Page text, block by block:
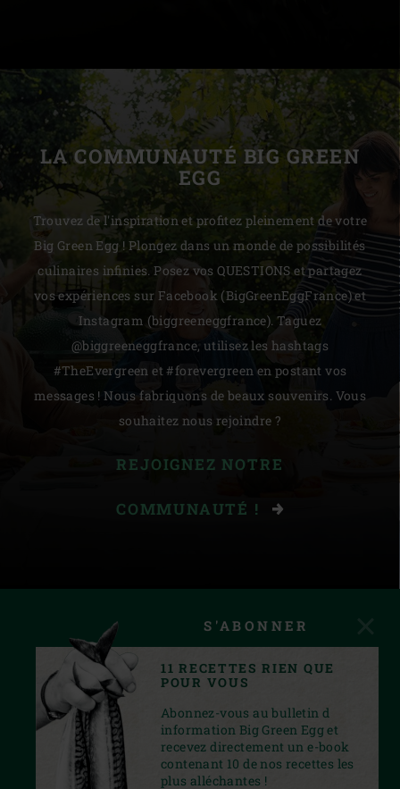
LA COMMUNAUTÉ BIG GREEN
EGG
Trouvez de l'inspiration et profitez pleinement de votre
Big Green Egg ! Plongez dans un monde de possibilités
culinaires infinies. Posez vos QUESTIONS et partagez
vos expériences sur Facebook (BigGreenEggFrance) et
Instagram (biggreeneggfrance). Taguez
@biggreeneggfrance, utilisez les hashtags
#TheEvergreen et #forevergreen en postant vos
messages ! Nous fabriquons de beaux souvenirs. Vous
souhaitez nous rejoindre ?
REJOIGNEZ NOTRE
COMMUNAUTÉ !
S'ABONNER
11 RECETTES RIEN QUE
POUR VOUS
Abonnez-vous au bulletin d
information Big Green Egg et
recevez directement un e-book
contenant 10 de nos recettes les
plus alléchantes !